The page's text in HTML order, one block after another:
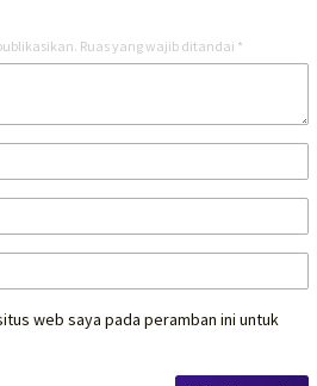
Ruas yang wajib ditandai *
web saya pada peramban ini untuk